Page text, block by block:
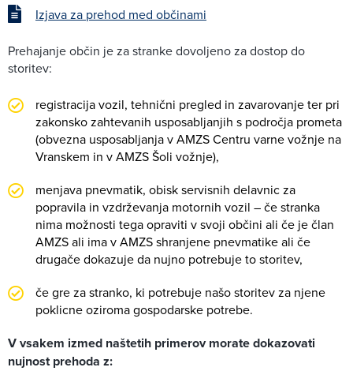
Izjava za prehod med občinami
Prehajanje občin je za stranke dovoljeno za dostop do
storitev:
registracija vozil, tehnični pregled in zavarovanje ter pri
zakonsko zahtevanih usposabljanjih s področja prometa
(obvezna usposabljanja v AMZS Centru varne vožnje na
Vranskem in v AMZS Šoli vožnje),
menjava pnevmatik, obisk servisnih delavnic za
popravila in vzdrževanja motornih vozil – če stranka
nima možnosti tega opraviti v svoji občini ali če je član
AMZS ali ima v AMZS shranjene pnevmatike ali če
drugače dokazuje da nujno potrebuje to storitev,
če gre za stranko, ki potrebuje našo storitev za njene
poklicne oziroma gospodarske potrebe.
V vsakem izmed naštetih primerov morate dokazovati
nujnost prehoda z: